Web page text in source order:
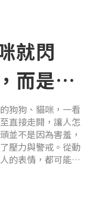
就閃
而是受
狗狗、貓咪，一看
直接走開，讓人怎
並不是因為害羞，
壓力與警戒。從動
的表情，都可能讓
而言，相機鏡頭只
是一雙持續盯著自